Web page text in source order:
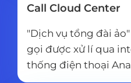
Call Cloud Center
"Dịch vụ tổng đài
gọi được xử lí qua
thống điện thoại